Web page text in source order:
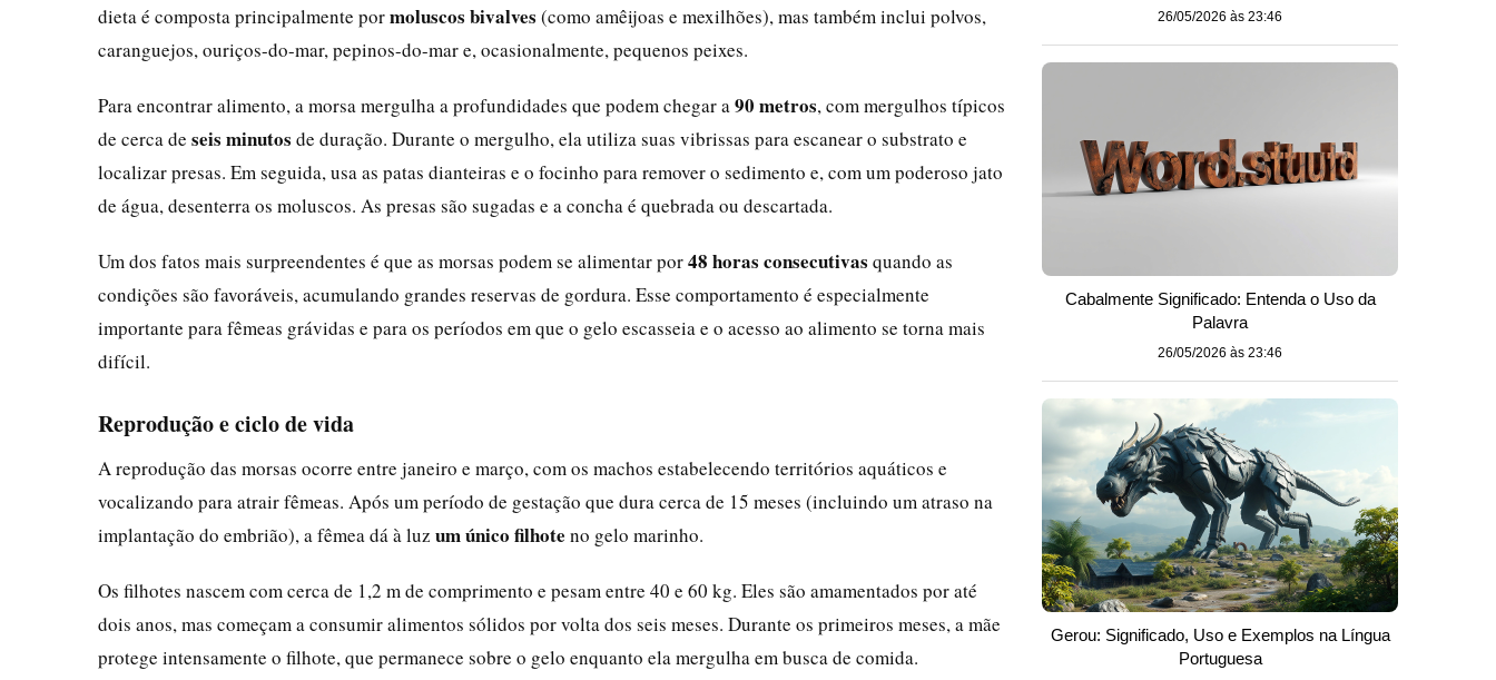
dieta é composta principalmente pormoluscos bivalves (como amêijoas e mexilhões), mas também inclui polvos,
caranguejos, ouriços-do-mar, pepinos-do-mar e, ocasionalmente, pequenos peixes.
Para encontrar alimento, a morsa mergulha a profundidades que podem chegar a 90 metros, com mergulhos típicos
de cerca de seis minutos de duração. Durante o mergulho, ela utiliza suas vibrissas para escanear o substrato e
localizar presas. Em seguida, usa as patas dianteiras e o focinho para remover o sedimento e, com um poderoso jato
de água, desenterra os moluscos. As presas são sugadas e a concha é quebrada ou descartada.
Um dos fatos mais surpreendentes é que as morsas podem se alimentar por48 horas consecutivas quando as
condições são favoráveis, acumulando grandes reservas de gordura. Esse comportamento é especialmente
importante para fêmeas grávidas e para os períodos em que o gelo escasseia e o acesso ao alimento se torna mais
difícil.
Reprodução e ciclo de vida
A reprodução das morsas ocorre entre janeiro e março, com os machos estabelecendo territórios aquáticos e
vocalizando para atrair fêmeas. Após um período de gestação que dura cerca de 15 meses (incluindo um atraso na
implantação do embrião), a fêmea dá à luz um único filhote no gelo marinho.
Os filhotes nascem com cerca de 1,2 m de comprimento e pesam entre 40 e 60 kg. Eles são amamentados por até
dois anos, mas começam a consumir alimentos sólidos por volta dos seis meses. Durante os primeiros meses, a mãe
protege intensamente o filhote, que permanece sobre o gelo enquanto ela mergulha em busca de comida.
26/05/2026 às 23:46
Cabalmente Significado: Entenda o Uso da
Palavra
26/05/2026 às 23:46
Gerou: Significado, Uso e Exemplos na Língua
Portuguesa